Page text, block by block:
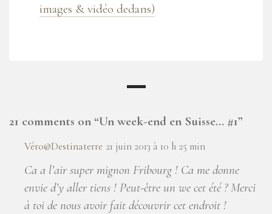
images & vidéo dedans)
21 comments on “Un week-end en Suisse… #1”
Véro@Destinaterre 21 juin 2013 à 10 h 25 min
Ca a l’air super mignon Fribourg ! Ca me donne
envie d’y aller tiens ! Peut-être un we cet été ? Merci
à toi de nous avoir fait découvrir cet endroit !